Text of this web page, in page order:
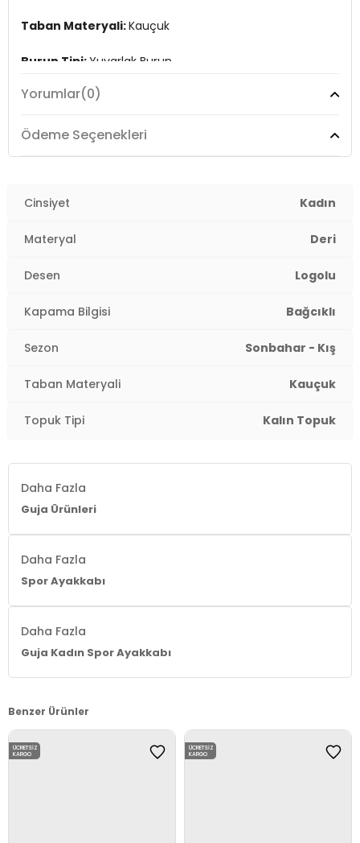
Taban Materyali:Kauçuk
Burun Tipi:Yuvarlak Burun
Topuk Boyu:
Topuk Tipi:Kalın
Menşei:
Yorumlar(0)
Ödeme Seçenekleri
Cinsiyet Kadın
Materyal Deri
Desen Logolu
Kapama Bilgisi Bağcıklı
Sezon Sonbahar - Kış
Taban Materyali Kauçuk
Topuk Tipi Kalın Topuk
Daha Fazla
Guja Ürünleri
Daha Fazla
Spor Ayakkabı
Daha Fazla
Guja Kadın Spor Ayakkabı
Benzer Ürünler
ÜCRETSIZ
KARGO
ÜCRETSIZ
KARGO